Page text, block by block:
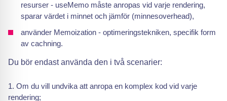
resurser - useMemo måste anropas vid varje rendering,
sparar värdet i minnet och jämför (minnesoverhead),
använder Memoization - optimeringstekniken, specifik form
av cachning.
Du bör endast använda den i två scenarier:
Om du vill undvika att anropa en komplex kod vid varje
rendering;